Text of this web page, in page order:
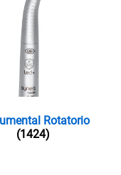
Rotatorio
(1424)